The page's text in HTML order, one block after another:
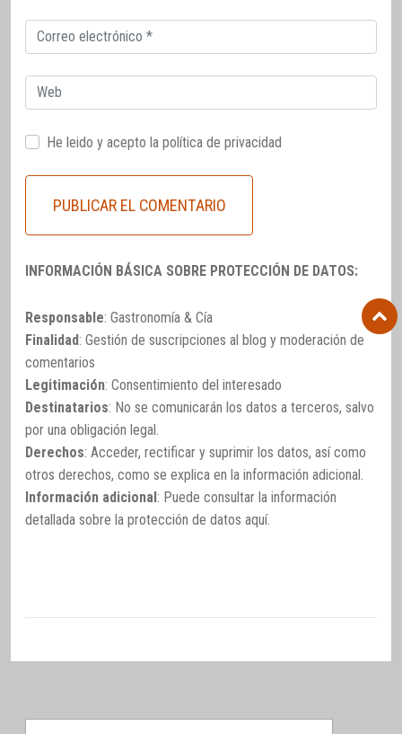
Correo
electrónico
Web
He leido y acepto la política de privacidad
INFORMACIÓN BÁSICA SOBRE PROTECCIÓN DE DATOS:
Responsable: Gastronomía & Cía
Finalidad: Gestión de suscripciones al blog y moderación de
comentarios
Legitimación: Consentimiento del interesado
Destinatarios: No se comunicarán los datos a terceros, salvo
por una obligación legal.
Derechos: Acceder, rectificar y suprimir los datos, así como
otros derechos, como se explica en la información adicional.
Información adicional: Puede consultar la información
detallada sobre la protección de datos aquí.